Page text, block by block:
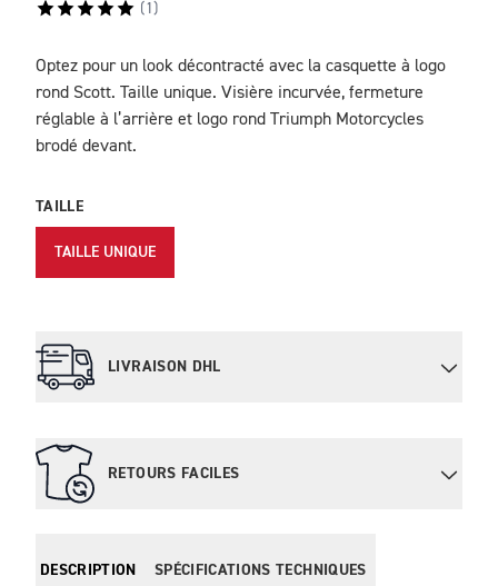
( 1 )
DESCRIPTION
Optez pour un look décontracté avec la casquette à logo
rond Scott. Taille unique. Visière incurvée, fermeture
réglable à l’arrière et logo rond Triumph Motorcycles
brodé devant.
TAILLE
TAILLE UNIQUE
LIVRAISON DHL
RETOURS FACILES
DESCRIPTION SPÉCIFICATIONS TECHNIQUES